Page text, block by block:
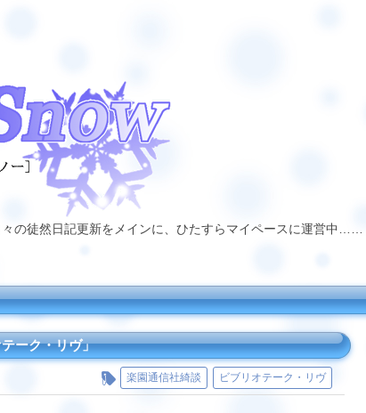
の徒然日記更新をメインに、ひたすらマイペースに運営中……
ーク・リヴ」
楽園通信社綺談 ビブリオテーク・リヴ